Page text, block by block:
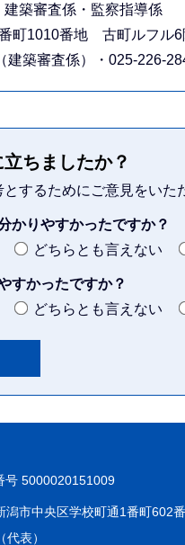
築審査係・監察指導係
町1010番地 古町ルフル6
建築審査係）・025-226-
ちましたか？
するためにご意見をいた
かりやすかったですか？
どちらとも言えない
すかったですか？
どちらとも言えない
号 5000020151009
潟市中央区学校町通1番町602
表）